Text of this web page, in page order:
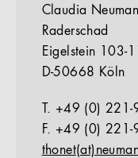
Claudia
Raderschad
Eigelstein 103-
D-50668 Köln
T. +49 (0)
F. +49 (0)